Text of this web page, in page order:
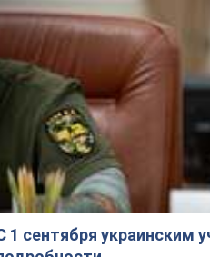
1 сентября украинским